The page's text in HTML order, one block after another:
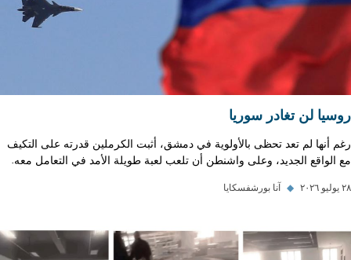
روسيا لن تغادر سوريا
رغم أنها لم تعد تحظى بالأولوية في دمشق، أثبت الكرملين قدرته على التكيف
مع الواقع الجديد، وعلى واشنطن أن تلعب لعبة طويلة الأمد في التعامل معه.
٢٨ يوليو ٢٠٢٦ ◆ آنا بورشفسكايا